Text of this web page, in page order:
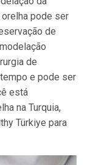
pode ser
de
de
e pode ser
está
na Turquia,
Türkiye para